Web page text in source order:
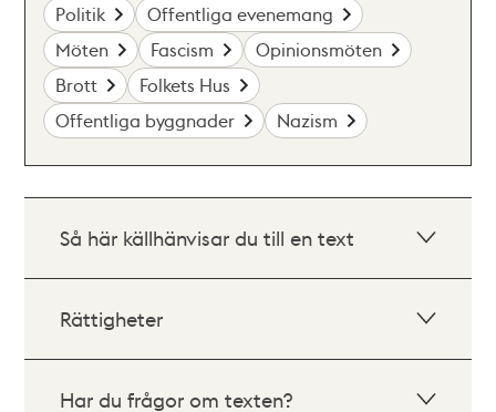
Politik
Offentliga evenemang
Möten
Fascism
Opinionsmöten
Brott
Folkets Hus
Offentliga byggnader
Nazism
Så här källhänvisar du till en text
Rättigheter
Har du frågor om texten?